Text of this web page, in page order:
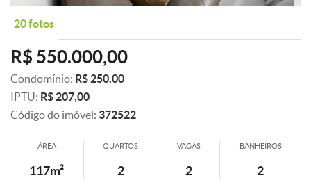
20 fotos
R$ 550.000,00
Condomínio: R$ 250,00
IPTU: R$ 207,00
Código do imóvel: 372522
ÁREA
117m²
QUARTOS
2
VAGAS
2
BANHEIROS
2